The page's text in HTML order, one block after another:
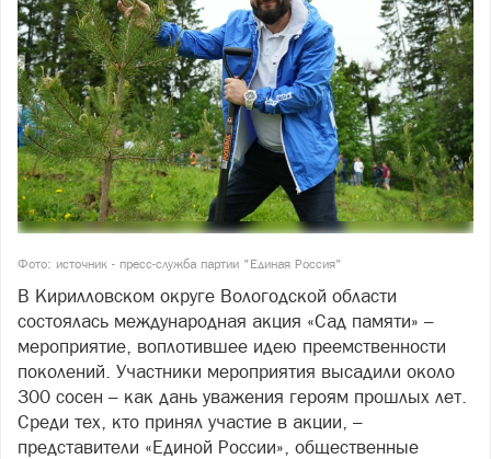
Фото: источник - пресс-служба партии "Единая Россия"
В Кирилловском округе Вологодской области
состоялась международная акция «Сад памяти» –
мероприятие, воплотившее идею преемственности
поколений. Участники мероприятия высадили около
300 сосен – как дань уважения героям прошлых лет.
Среди тех, кто принял участие в акции, –
представители «Единой России», общественные